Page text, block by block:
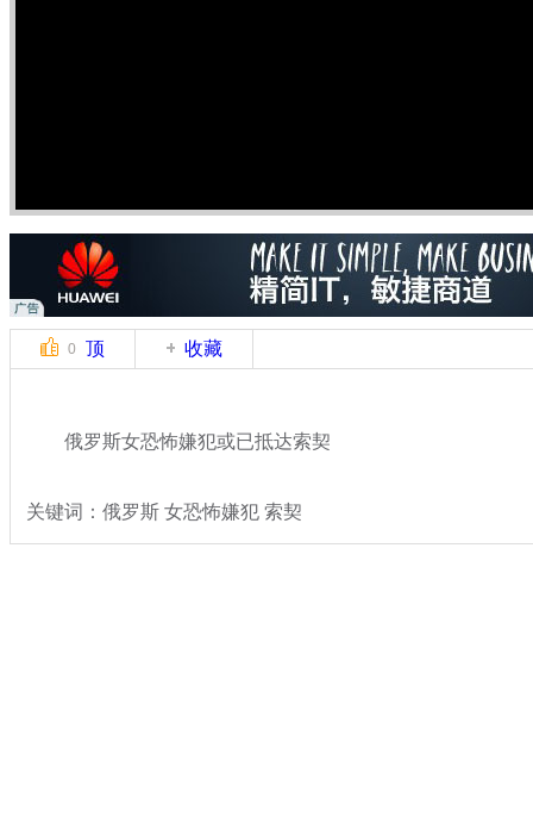
0 顶 收藏
俄罗斯女恐怖嫌犯或已抵达索契
关键词：俄罗斯 女恐怖嫌犯 索契